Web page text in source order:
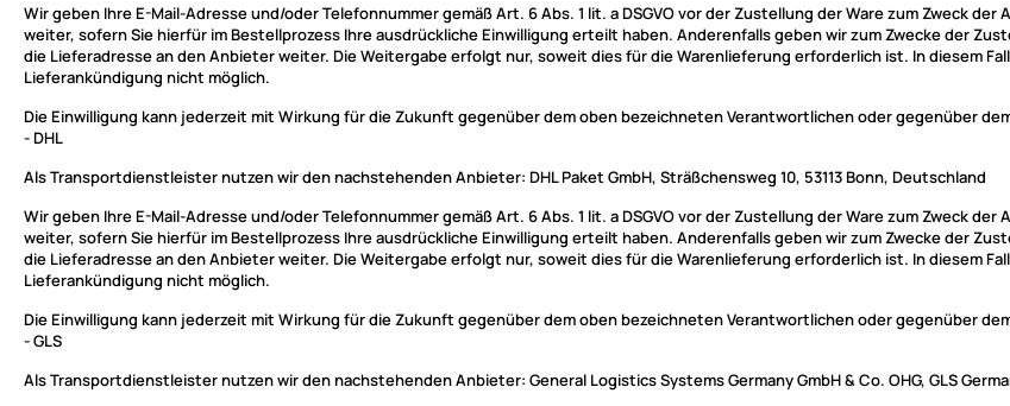
Wir geben Ihre E-Mail-Adresse und/oder Telefonnummer gemäß Art. 6 Abs. 1 lit. a DSGVO vor der Zustellung der Ware zum Zweck
weiter, sofern Sie hierfür im Bestellprozess Ihre ausdrückliche Einwilligung erteilt haben. Anderenfalls geben wir zum Zwecke der
die Lieferadresse an den Anbieter weiter. Die Weitergabe erfolgt nur, soweit dies für die Warenlieferung erforderlich ist. In diesem
Lieferankündigung nicht möglich.
Die Einwilligung kann jederzeit mit Wirkung für die Zukunft gegenüber dem oben bezeichneten Verantwortlichen oder gegenüber
- DHL
Als Transportdienstleister nutzen wir den nachstehenden Anbieter: DHL Paket GmbH, Sträßchensweg 10, 53113 Bonn, Deutschland
Wir geben Ihre E-Mail-Adresse und/oder Telefonnummer gemäß Art. 6 Abs. 1 lit. a DSGVO vor der Zustellung der Ware zum Zweck
weiter, sofern Sie hierfür im Bestellprozess Ihre ausdrückliche Einwilligung erteilt haben. Anderenfalls geben wir zum Zwecke der
die Lieferadresse an den Anbieter weiter. Die Weitergabe erfolgt nur, soweit dies für die Warenlieferung erforderlich ist. In diesem
Lieferankündigung nicht möglich.
Die Einwilligung kann jederzeit mit Wirkung für die Zukunft gegenüber dem oben bezeichneten Verantwortlichen oder gegenüber
- GLS
Als Transportdienstleister nutzen wir den nachstehenden Anbieter: General Logistics Systems Germany GmbH & Co. OHG, GLS